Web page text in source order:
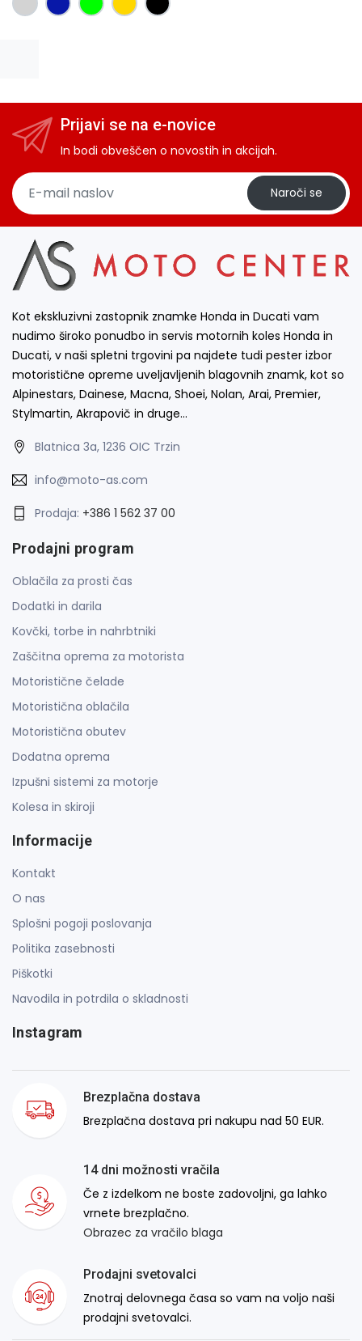
Prijavi se na e-novice
In bodi obveščen o novostih in akcijah.
Naroči se
Kot ekskluzivni zastopnik znamke Honda in Ducati vam
nudimo široko ponudbo in servis motornih koles Honda in
Ducati, v naši spletni trgovini pa najdete tudi pester izbor
motoristične opreme uveljavljenih blagovnih znamk, kot so
Alpinestars, Dainese, Macna, Shoei, Nolan, Arai, Premier,
Stylmartin, Akrapovič in druge…
Blatnica 3a, 1236 OIC Trzin
info@moto-as.com
Prodaja: +386 1 562 37 00
Prodajni program
Oblačila za prosti čas
Dodatki in darila
Kovčki, torbe in nahrbtniki
Zaščitna oprema za motorista
Motoristične čelade
Motoristična oblačila
Motoristična obutev
Dodatna oprema
Izpušni sistemi za motorje
Kolesa in skiroji
Informacije
Kontakt
O nas
Splošni pogoji poslovanja
Politika zasebnosti
Piškotki
Navodila in potrdila o skladnosti
Instagram
Brezplačna dostava
Brezplačna dostava pri nakupu nad 50 EUR.
14 dni možnosti vračila
Če z izdelkom ne boste zadovoljni, ga lahko
vrnete brezplačno.
Obrazec za vračilo blaga
Prodajni svetovalci
Znotraj delovnega časa so vam na voljo naši
prodajni svetovalci.